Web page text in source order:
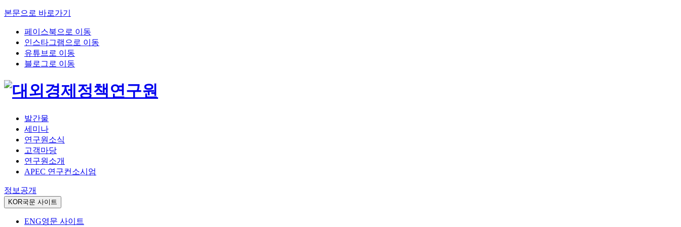
본문으로 바로가기
페이스북으로 이동
인스타그램으로 이동
유튜브로 이동
블로그로 이동
발간물
세미나
연구원소식
고객마당
연구원소개
APEC 연구컨소시엄
정보공개
KOR국문 사이트
ENG영문 사이트